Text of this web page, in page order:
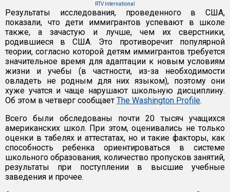
RTV International
Результаты исследования, проведенного в США,
показали, что дети иммигрантов успевают в школе
также, а зачастую и лучше, чем их сверстники,
родившиеся в США. Это противоречит популярной
теории, согласно которой детям иммигрантов требуется
значительное время для адаптации к новым условиям
жизни и учебы (в частности, из-за необходимости
овладеть не родным для них языком), поэтому они
хуже учатся и чаще нарушают школьную дисциплину.
Об этом в четверг сообщает The Washington Profile.
Всего были обследованы почти 20 тысяч учащихся
американских школ. При этом, оценивались не только
оценки в табелях и аттестатах, но и такие факторы, как
способность ребенка ориентироваться в системе
школьного образования, количество пропусков занятий,
результаты при поступлении в высшие учебные
заведения и прочее.